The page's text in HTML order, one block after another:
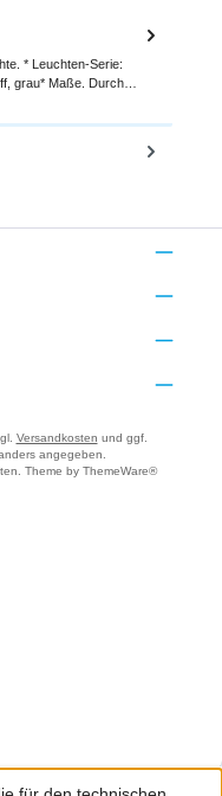
* Leuchten-Serie:
grau* Maße. Durch…
Versandkosten und ggf.
angegeben.
Theme by ThemeWare®